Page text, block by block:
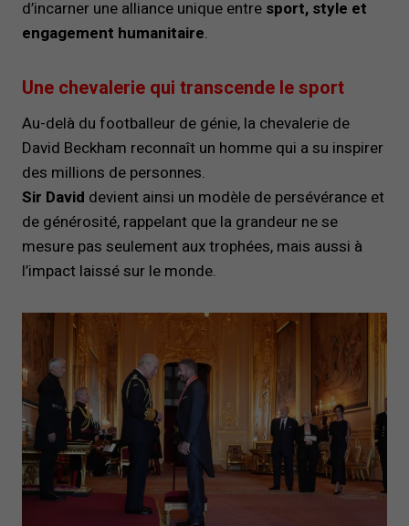
d’incarner une alliance unique entre sport, style et
engagement humanitaire.
Une chevalerie qui transcende le sport
Au-delà du footballeur de génie, la chevalerie de
David Beckham reconnaît un homme qui a su inspirer
des millions de personnes.
Sir David devient ainsi un modèle de persévérance et
de générosité, rappelant que la grandeur ne se
mesure pas seulement aux trophées, mais aussi à
l’impact laissé sur le monde.